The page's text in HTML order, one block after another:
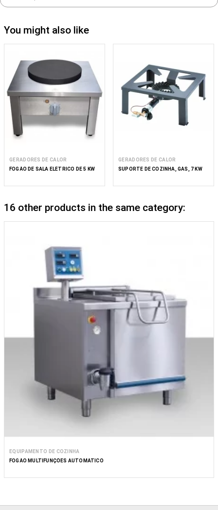
You might also like
GERADORES DE CALOR
FOGÃO DE SALA ELÉTRICO DE 5 KW
GERADORES DE CALOR
SUPORTE DE COZINHA, GÁS, 7 KW
16 other products in the same category:
EQUIPAMENTO DE COZINHA
FOGÃO MULTIFUNÇÕES AUTOMÁTICO